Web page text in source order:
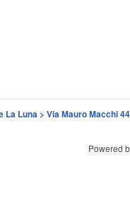
La Luna > Via Mauro Macchi
Powered